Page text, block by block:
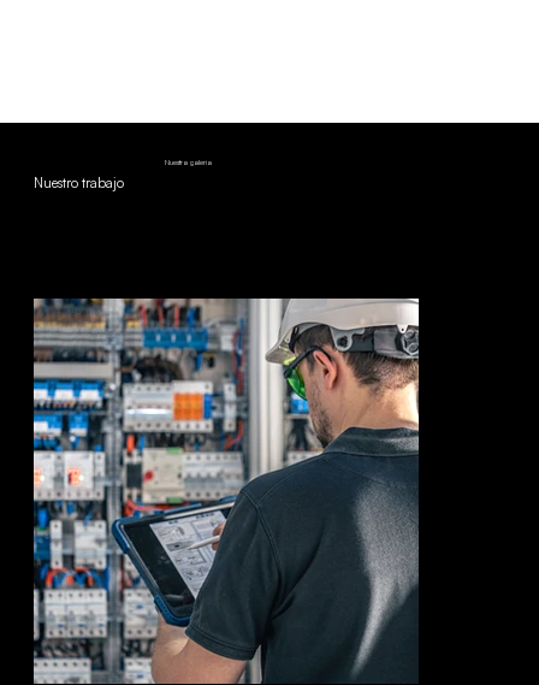
Nuestra galería
Nuestro trabajo